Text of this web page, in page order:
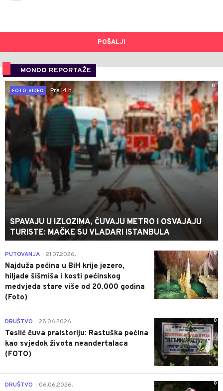
POŠALJI
MONDO REPORTAŽE
0
FOTO, VIDEO
Pre 14 h
SPAVAJU U IZLOZIMA, ČUVAJU METRO I OSVAJAJU
TURISTE: MAČKE SU VLADARI ISTANBULA
0
PUTOVANJA 21.07.2026.
Najduža pećina u BiH krije jezero,
hiljade šišmiša i kosti pećinskog
medvjeda stare više od 20.000 godina
(Foto)
0
DRUŠTVO 28.06.2026.
Teslić čuva praistoriju: Rastuška pećina
kao svjedok života neandertalaca
(FOTO)
0
DRUŠTVO 06.06.2026.